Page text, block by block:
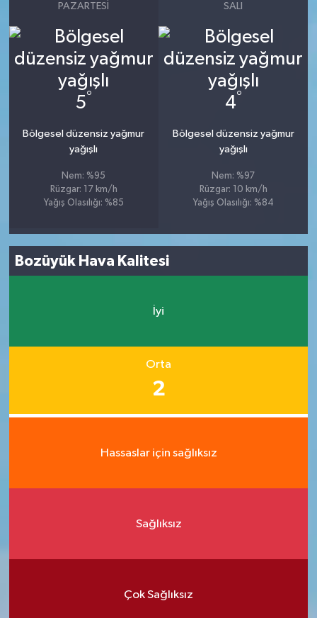
PAZARTESI
5°
Bölgesel düzensiz yağmur
yağışlı
Nem: %95
Rüzgar: 17 km/h
Yağış Olasılığı: %85
SALI
4°
Bölgesel düzensiz yağmur
yağışlı
Nem: %97
Rüzgar: 10 km/h
Yağış Olasılığı: %84
Bozüyük Hava Kalitesi
İyi
Orta
2
Hassaslar için sağlıksız
Sağlıksız
Çok Sağlıksız